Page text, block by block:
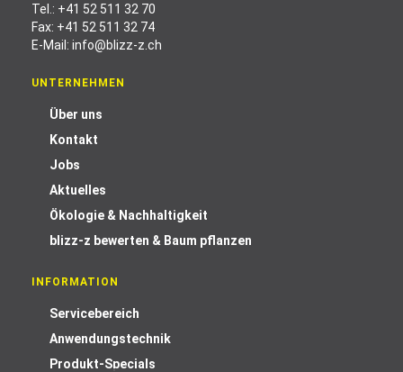
Tel.: +41 52 511 32 70
Fax: +41 52 511 32 74
E-Mail: info@blizz-z.ch
UNTERNEHMEN
Über uns
Kontakt
Jobs
Aktuelles
Ökologie & Nachhaltigkeit
blizz-z bewerten & Baum pflanzen
INFORMATION
Servicebereich
Anwendungstechnik
Produkt-Specials